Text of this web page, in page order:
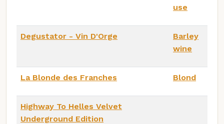
use
Degustator - Vin D'Orge
Barley
wine
La Blonde des Franches Blond
Highway To Helles Velvet
Underground Edition